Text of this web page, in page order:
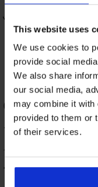
This website uses
We use cookies to
provide social
We also share
our social media,
may combine it with
provided to them or
of their services.
ОЦЕНКА НА
100%
1 оценили продукта
100% от клиентите,